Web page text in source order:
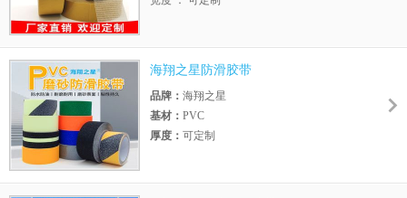
长期耐温性：60
用途 ：汽车行业、门窗封边、纺织物、无纺
布、皮革等的贴合
海翔之星防滑胶带
品牌： 海翔之星
基材： PVC
厚度： 可定制